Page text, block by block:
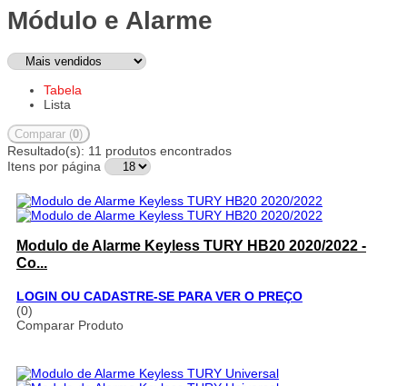
Módulo e Alarme
Tabela
Lista
Comparar (0)
Resultado(s): 11 produtos encontrados
Itens por página
Modulo de Alarme Keyless TURY HB20 2020/2022 -
Co...
LOGIN OU CADASTRE-SE PARA VER O PREÇO
(0)
Comparar Produto